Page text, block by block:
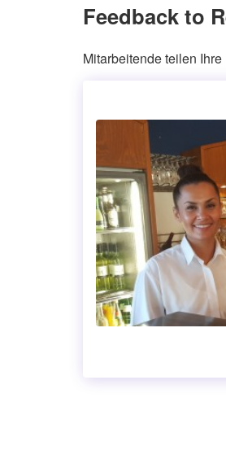
Feedback to
Mitarbeitende teilen